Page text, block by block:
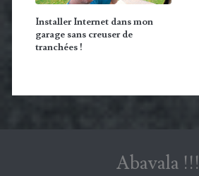
Installer Internet dans mon
garage sans creuser de
tranchées !
Abavala !!!